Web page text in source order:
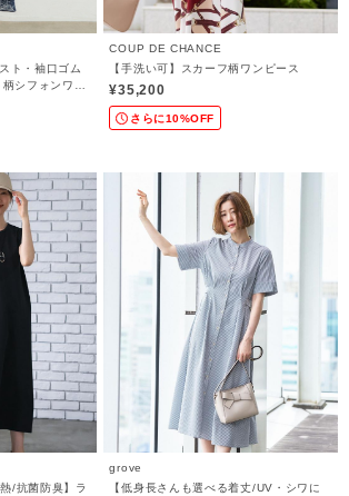
ト・袖口ゴム
シフォンワン
COUP DE CHANCE
【手洗い可】スカーフ柄ワンピース
¥35,200
さらに10%OFF
/抗菌防臭】ラ
grove
【低身長さんも選べる着丈/UV・シワに